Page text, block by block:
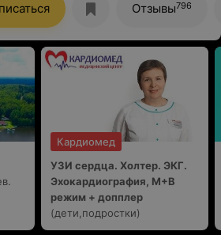
буквы. Развеяла мои
объяснила. Очень располагает
для женского врача. Никакой
по существу. Спасибо.
Отзывы796
Кардиомед
УЗИ сердца. Холтер. ЭКГ.
Эхокардиография, М+В
режим + допплер
(дети,подростки)